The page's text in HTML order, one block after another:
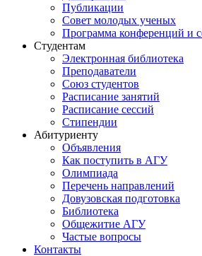
Публикации
Совет молодых ученых
Программа конференций и
Студентам
Электронная библиотека
Преподаватели
Союз студентов
Расписание занятий
Расписание сессий
Стипендии
Абитуриенту
Объявления
Как поступить в АГУ
Олимпиада
Перечень направлений
Довузовская подготовка
Библиотека
Общежитие АГУ
Частые вопросы
Контакты